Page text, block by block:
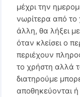
μέχρι την
νωρίτερα από
άλλη, θα λήξει
όταν κλείσει ο
περιέχουν
το χρήστη αλλά
διατηρούμε
αποθηκεύονται